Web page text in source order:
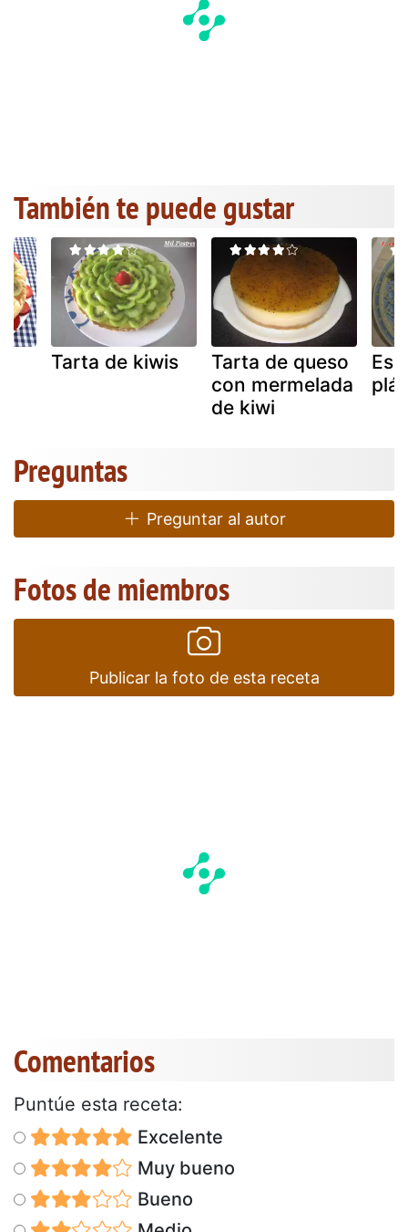
También te puede gustar
Tarta de kiwis
Tarta de queso
con mermelada
de kiwi
Preguntas
Preguntar al autor
Fotos de miembros
Publicar la foto de esta receta
Comentarios
Puntúe esta receta:
Excelente
Muy bueno
Bueno